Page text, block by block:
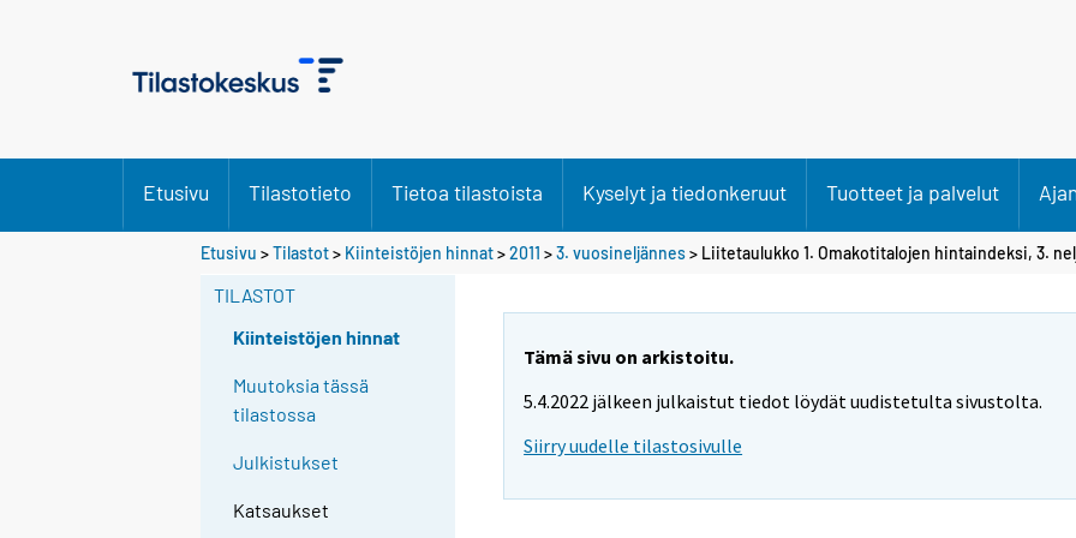
Etusivu Tilastotieto Tietoa tilastoista Kyselyt ja tiedonkeruut Tuotteet ja palvelut
Etusivu >Tilastot> Kiinteistöjen hinnat>2011 >3. vuosineljännes> Liitetaulukko 1. Omakotitalojen hintaindeksi, 3.
TILASTOT
Kiinteistöjen hinnat
Muutoksia tässä
tilastossa
Julkistukset
Katsaukset
Tämä sivu on arkistoitu.
5.4.2022 jälkeen julkaistut tiedot löydät uudistetulta sivustolta.
Siirry uudelle tilastosivulle